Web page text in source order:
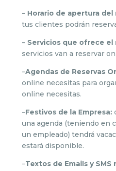
– Horario de apertura del
tus clientes podrán
– Servicios que ofrece el
servicios van a reservar
–Agendas de Reservas
online necesitas para
online necesitas.
–Festivos de la Empresa:
una agenda (teniendo en
un empleado) tendrá
estará disponible.
–Textos de Emails y